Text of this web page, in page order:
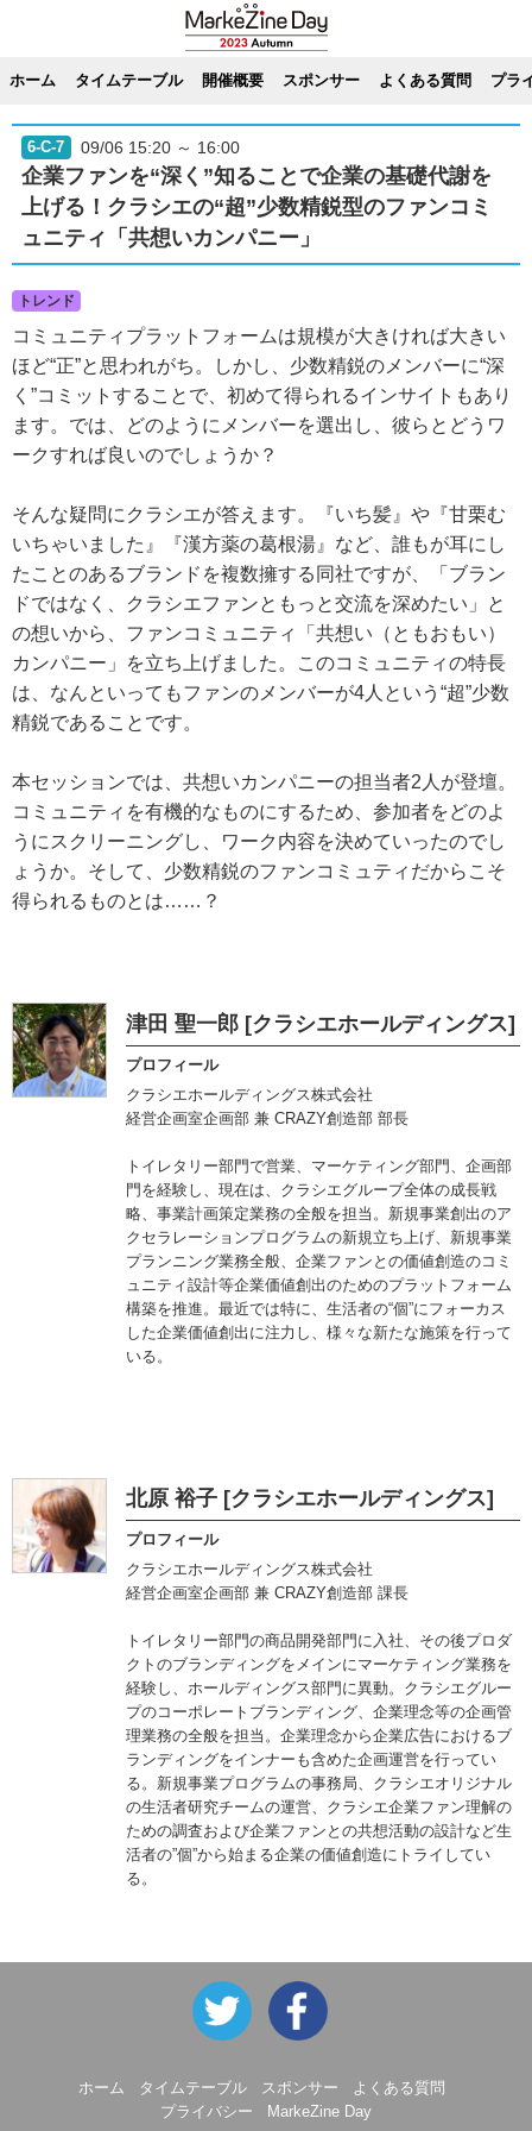
ホーム タイムテーブル 開催概要 スポンサー よくある質問 プラ
6-C-7 09/06 15:20 ～ 16:00
企業ファンを“深く”知ることで企業の基礎代謝を
上げる！クラシエの“超”少数精鋭型のファンコミ
ュニティ「共想いカンパニー」
トレンド
コミュニティプラットフォームは規模が大きければ大きい
ほど“正”と思われがち。しかし、少数精鋭のメンバーに“深
く”コミットすることで、初めて得られるインサイトもあり
ます。では、どのようにメンバーを選出し、彼らとどうワ
ークすれば良いのでしょうか？
そんな疑問にクラシエが答えます。『いち髪』や『甘栗む
いちゃいました』『漢方薬の葛根湯』など、誰もが耳にし
たことのあるブランドを複数擁する同社ですが、「ブラン
ドではなく、クラシエファンともっと交流を深めたい」と
の想いから、ファンコミュニティ「共想い（ともおもい）
カンパニー」を立ち上げました。このコミュニティの特長
は、なんといってもファンのメンバーが4人という“超”少数
精鋭であることです。
本セッションでは、共想いカンパニーの担当者2人が登壇。
コミュニティを有機的なものにするため、参加者をどのよ
うにスクリーニングし、ワーク内容を決めていったのでし
ょうか。そして、少数精鋭のファンコミュティだからこそ
得られるものとは……？
津田 聖一郎 [クラシエホールディングス]
プロフィール
クラシエホールディングス株式会社
経営企画室企画部 兼 CRAZY創造部 部長
トイレタリー部門で営業、マーケティング部門、企画部
門を経験し、現在は、クラシエグループ全体の成長戦
略、事業計画策定業務の全般を担当。新規事業創出のア
クセラレーションプログラムの新規立ち上げ、新規事業
プランニング業務全般、企業ファンとの価値創造のコミ
ュニティ設計等企業価値創出のためのプラットフォーム
構築を推進。最近では特に、生活者の“個”にフォーカス
した企業価値創出に注力し、様々な新たな施策を行って
いる。
北原 裕子 [クラシエホールディングス]
プロフィール
クラシエホールディングス株式会社
経営企画室企画部 兼 CRAZY創造部 課長
トイレタリー部門の商品開発部門に入社、その後プロダ
クトのブランディングをメインにマーケティング業務を
経験し、ホールディングス部門に異動。クラシエグルー
プのコーポレートブランディング、企業理念等の企画管
理業務の全般を担当。企業理念から企業広告におけるブ
ランディングをインナーも含めた企画運営を行ってい
る。新規事業プログラムの事務局、クラシエオリジナル
の生活者研究チームの運営、クラシエ企業ファン理解の
ための調査および企業ファンとの共想活動の設計など生
活者の”個”から始まる企業の価値創造にトライしてい
る。
ホーム タイムテーブル スポンサー
よくある質問
プライバシー
MarkeZine Day